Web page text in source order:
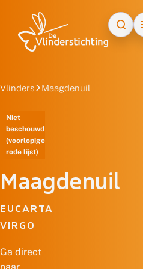
Vlinders Maagdenuil
Niet
beschouwd
(voorlopige
rode lijst)
Maagdenuil
EUCARTA
VIRGO
Ga direct
naar